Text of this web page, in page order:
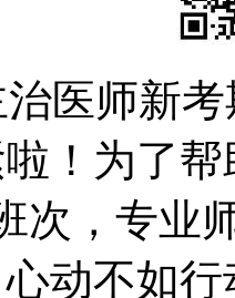
治医师新
！为了
次，专业
动不如